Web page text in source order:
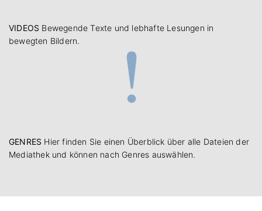
VIDEOS Bewegende Texte und lebhafte Lesungen in
bewegten Bildern.
GENRES Hier finden Sie einen Überblick über alle Dateien der
Mediathek und können nach Genres auswählen.